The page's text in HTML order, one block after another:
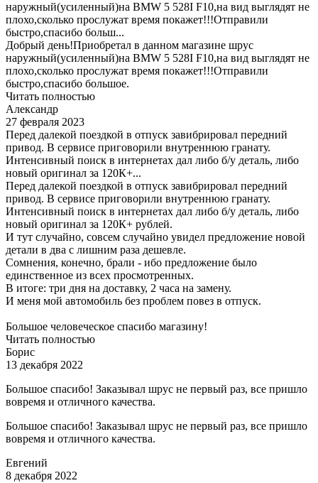
наружный(усиленный)на BMW 5 528I F10,на вид выглядят не
плохо,сколько прослужат время покажет!!!Отправили
быстро,спасибо больш...
Добрый день!Приобретал в данном магазине шрус
наружный(усиленный)на BMW 5 528I F10,на вид выглядят не
плохо,сколько прослужат время покажет!!!Отправили
быстро,спасибо большое.
Читать полностью
Александр
27 февраля 2023
Перед далекой поездкой в отпуск завибрировал передний
привод. В сервисе приговорили внутреннюю гранату.
Интенсивный поиск в интернетах дал либо б/у деталь, либо
новый оригинал за 120К+...
Перед далекой поездкой в отпуск завибрировал передний
привод. В сервисе приговорили внутреннюю гранату.
Интенсивный поиск в интернетах дал либо б/у деталь, либо
новый оригинал за 120К+ рублей.
И тут случайно, совсем случайно увидел предложение новой
детали в два с лишним раза дешевле.
Сомнения, конечно, брали - ибо предложение было
единственное из всех просмотренных.
В итоге: три дня на доставку, 2 часа на замену.
И меня мой автомобиль без проблем повез в отпуск.
Большое человеческое спасибо магазину!
Читать полностью
Борис
13 декабря 2022
Большое спасибо! Заказывал шрус не первый раз, все пришло
вовремя и отличного качества.
Большое спасибо! Заказывал шрус не первый раз, все пришло
вовремя и отличного качества.
Евгений
8 декабря 2022